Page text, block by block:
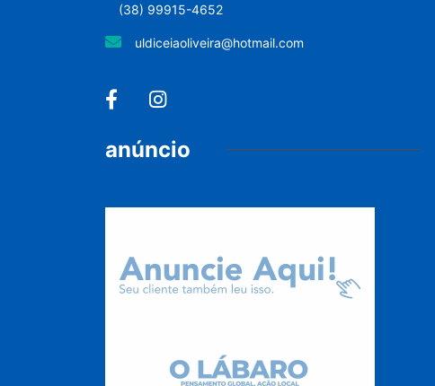
(38) 99915-4652
uldiceiaoliveira@hotmail.com
anúncio